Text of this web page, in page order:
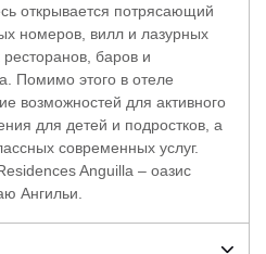
открывается потрясающий
номеров, вилл и лазурных
баров и
Помимо этого в отеле
возможностей для активного
для детей и подростков, а
современных услуг.
Anguilla – оазис
Ангильи.